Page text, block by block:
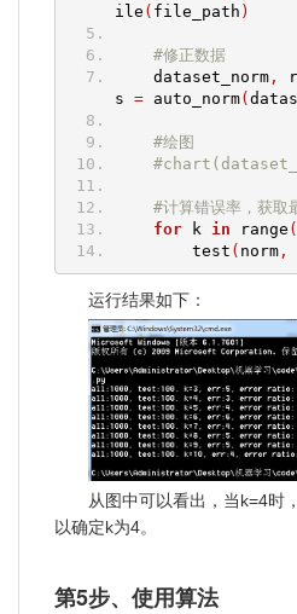
ile ( file_path )
#修正数据
dataset_norm,
s = auto_norm(
#绘图
#计算错误率，获取
for k in range (
test ( norm,
运行结果如下：
从图中可以看出，当k=4时
以确定k为4。
第5步、使用算法